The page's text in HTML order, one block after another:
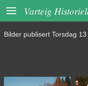
 Varteig
Bilder publisert Torsdag